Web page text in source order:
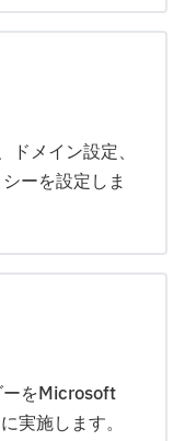
メイン設定、
ーを設定しま
ーをMicrosoft
実施します。